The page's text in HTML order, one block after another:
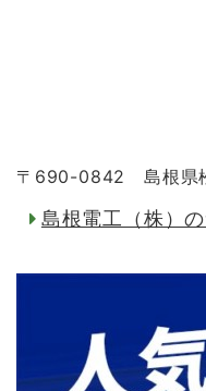
〒690-0842 島根県
島根電工（株）